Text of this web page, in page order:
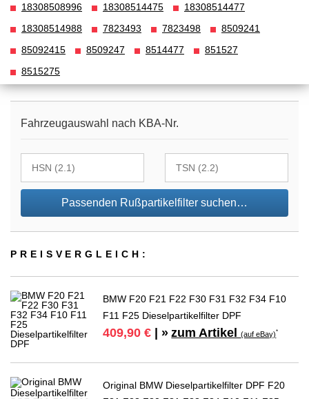
18308508996
18308514475
18308514477
18308514988
7823493 7823498
8509241
85092415
8509247 8514477
851527
8515275
Fahrzeugauswahl nach KBA-Nr.
Passenden Rußpartikelfilter suchen…
PREIS­VER­GLEICH:
BMW F20 F21 F22 F30 F31 F32 F34 F10
F11 F25 Dieselpartikelfilter DPF
409,90 € | » zum Artikel(auf eBay)*
Original BMW Dieselpartikelfilter DPF F20